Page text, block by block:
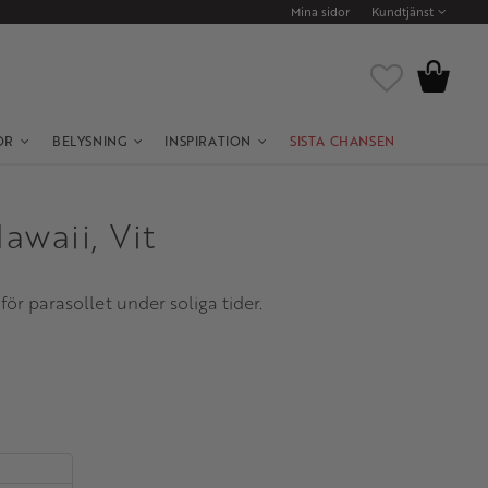
Mina sidor Kundtjänst
BELYSNING INSPIRATION SISTA CHANSEN
Favoriter
Kundvagn
Vit
parasollet under soliga tider.